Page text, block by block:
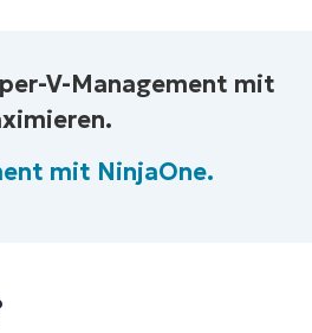
V-Management mit
mit NinjaOne.